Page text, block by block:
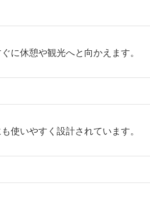
に休憩や観光へと向かえます。
使いやすく設計されています。